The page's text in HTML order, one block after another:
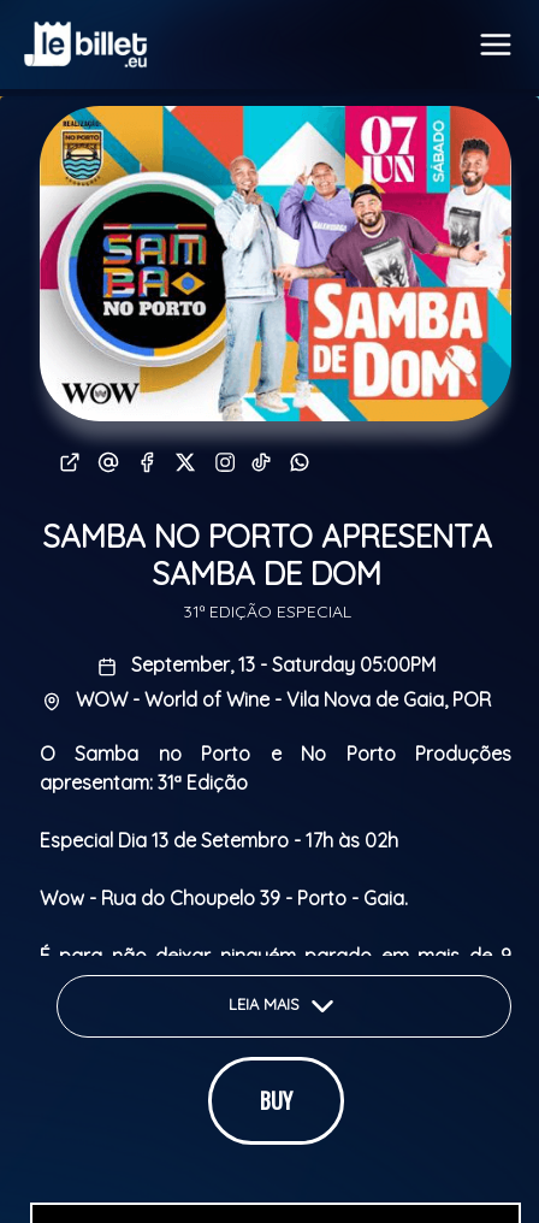
SAMBA NO PORTO APRESENTA
SAMBA DE DOM
31ª EDIÇÃO ESPECIAL
September, 13 - Saturday 05:00PM
WOW - World of Wine - Vila Nova de Gaia, POR
O Samba no Porto e No Porto Produções
apresentam: 31ª Edição
Especial Dia 13 de Setembro - 17h às 02h
Wow - Rua do Choupelo 39 - Porto - Gaia.
É para não deixar ninguém parado em mais de 9
horas de festa! Além disso teremos, barraquinhas de
comidas e bebidas, uma vista incrível em um espaço
ao ar livre para aproveitarmos o sol!
LEIA MAIS
BUY